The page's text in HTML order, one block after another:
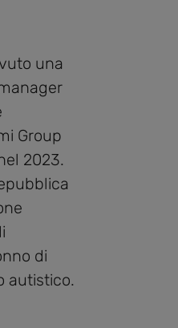
una
Group
2023.
di
autistico.